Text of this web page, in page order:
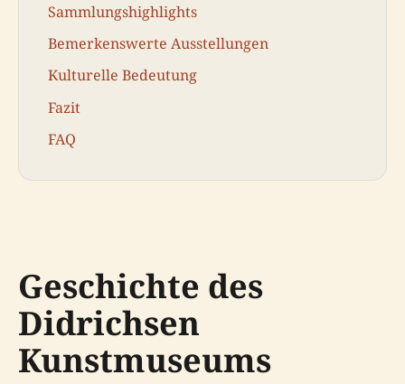
Sammlungshighlights
Bemerkenswerte Ausstellungen
Kulturelle Bedeutung
Fazit
FAQ
Geschichte des
Didrichsen
Kunstmuseums